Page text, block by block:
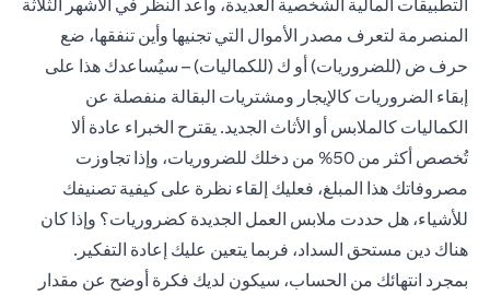
التطبيقات المالية الشخصية العديدة، وأعد النظر في الأشهر الثلاثة
المنصرمة لتعرف مصدر الأموال التي تجنيها وأين تنفقها، ضع
حرف ض (للضروريات) أو ك (للكماليات) – سيُساعدك هذا على
إبقاء الضروريات كالإيجار ومشتريات البقالة منفصلة عن
الكماليات كالملابس أو الأثاث الجديد. يقترح الخبراء عادة ألا
تُخصص أكثر من 50% من دخلك للضروريات، وإذا تجاوزت
مصروفاتك هذا المبلغ، فعليك إلقاء نظرة على كيفية تصنيفك
للأشياء، هل حددت ملابس العمل الجديدة كضروريات؟ وإذا كان
هناك دين مستحق السداد، فربما يتعين عليك إعادة التفكير.
بمجرد انتهائك من الحساب، سيكون لديك فكرة أوضح عن مقدار